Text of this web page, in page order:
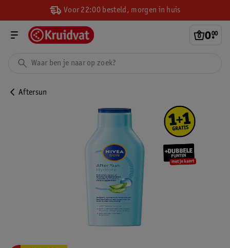
Voor 22:00 besteld, morgen in huis
0.
00
Aftersun